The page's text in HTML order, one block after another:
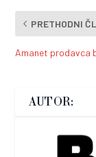
PRETHODNI
Amanet prodavca
AUTOR: